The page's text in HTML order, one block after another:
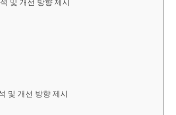
및 개선 방향 제시
및 개선 방향 제시